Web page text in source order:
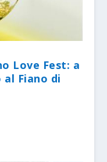
Love Fest: a
al Fiano di